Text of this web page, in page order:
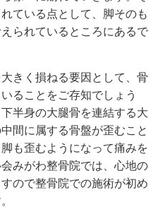
ている点として、脚そのも
られているところにあるで
きく損ねる要因として、骨
ることをご存知でしょう
半身の大腿骨を連結する大
間に属する骨盤が歪むこと
も歪むようになって痛みを
みがわ整骨院では、心地の
ので整骨院での施術が初め